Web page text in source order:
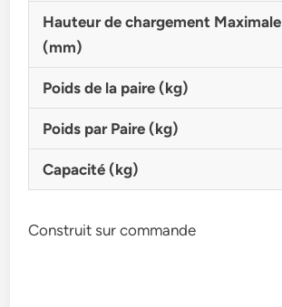
Hauteur de chargement Maximale
(mm)
Poids de la paire (kg)
Poids par Paire (kg)
Capacité (kg)
Construit sur commande